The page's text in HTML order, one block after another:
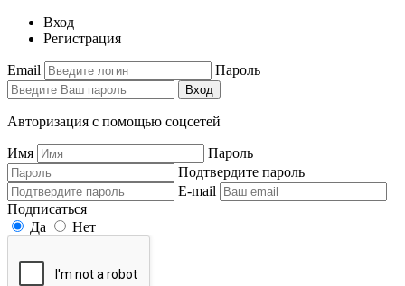
Вход
Регистрация
Email Пароль
Вход
Авторизация с помощью соцсетей
Имя
Пароль
Подтвердите пароль
E-mail
Подписаться
Да
Нет